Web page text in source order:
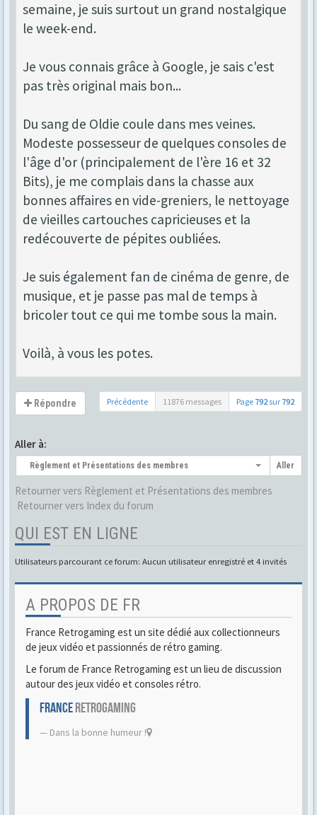
semaine, je suis surtout un grand nostalgique
le week-end.
Je vous connais grâce à Google, je sais c'est
pas très original mais bon...
Du sang de Oldie coule dans mes veines.
Modeste possesseur de quelques consoles de
l'âge d'or (principalement de l'ère 16 et 32
Bits), je me complais dans la chasse aux
bonnes affaires en vide-greniers, le nettoyage
de vieilles cartouches capricieuses et la
redécouverte de pépites oubliées.
Je suis également fan de cinéma de genre, de
musique, et je passe pas mal de temps à
bricoler tout ce qui me tombe sous la main.
Voilà, à vous les potes.
Répondre Précédente 11876 messages Page 792 sur 792
Aller à:
Règlement et Présentations des membres Aller
Retourner vers Règlement et Présentations des membres
Retourner vers Index du forum
QUI EST EN LIGNE
Utilisateurs parcourant ce forum: Aucun utilisateur enregistré et 4 invités
A PROPOS DE FR
France Retrogaming est un site dédié aux collectionneurs
de jeux vidéo et passionnés de rétro gaming.
Le forum de France Retrogaming est un lieu de discussion
autour des jeux vidéo et consoles rétro.
FRANCERETROGAMING
Dans la bonne humeur !